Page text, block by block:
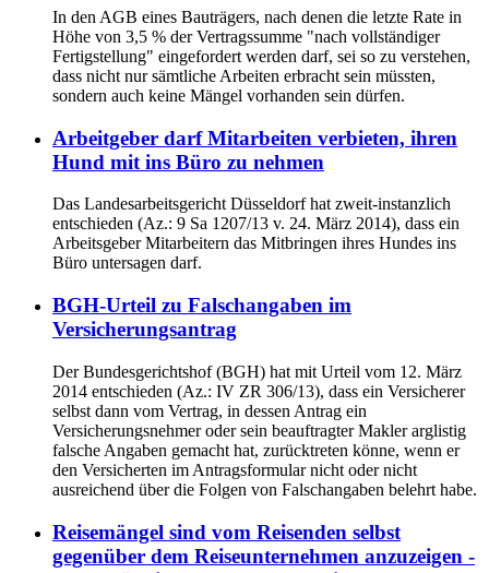
In den AGB eines Bauträgers, nach denen die letzte Rate in
Höhe von 3,5 % der Vertragssumme "nach vollständiger
Fertigstellung" eingefordert werden darf, sei so zu verstehen,
dass nicht nur sämtliche Arbeiten erbracht sein müssten,
sondern auch keine Mängel vorhanden sein dürfen.
Arbeitgeber darf Mitarbeiten verbieten, ihren
Hund mit ins Büro zu nehmen
Das Landesarbeitsgericht Düsseldorf hat zweit-instanzlich
entschieden (Az.: 9 Sa 1207/13 v. 24. März 2014), dass ein
Arbeitsgeber Mitarbeitern das Mitbringen ihres Hundes ins
Büro untersagen darf.
BGH-Urteil zu Falschangaben im
Versicherungsantrag
Der Bundesgerichtshof (BGH) hat mit Urteil vom 12. März
2014 entschieden (Az.: IV ZR 306/13), dass ein Versicherer
selbst dann vom Vertrag, in dessen Antrag ein
Versicherungsnehmer oder sein beauftragter Makler arglistig
falsche Angaben gemacht hat, zurücktreten könne, wenn er
den Versicherten im Antragsformular nicht oder nicht
ausreichend über die Folgen von Falschangaben belehrt habe.
Reisemängel sind vom Reisenden selbst
gegenüber dem Reiseunternehmen anzuzeigen -